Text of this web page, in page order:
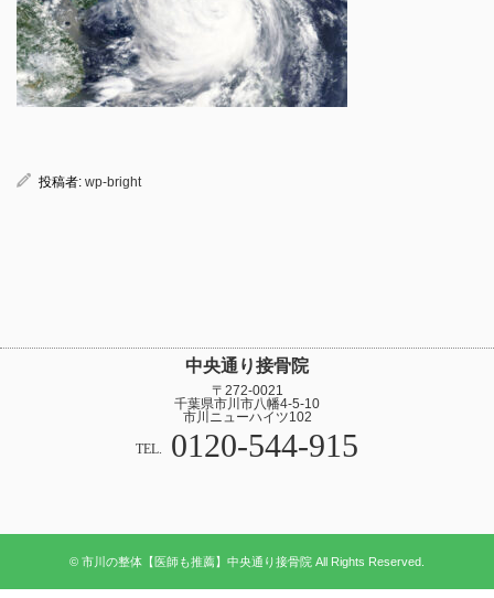
投稿者: wp-bright
中央通り接骨院
〒272-0021
千葉県市川市八幡4-5-10
市川ニューハイツ102
TEL. 0120-544-915
© 市川の整体【医師も推薦】中央通り接骨院 All Rights Reserved.